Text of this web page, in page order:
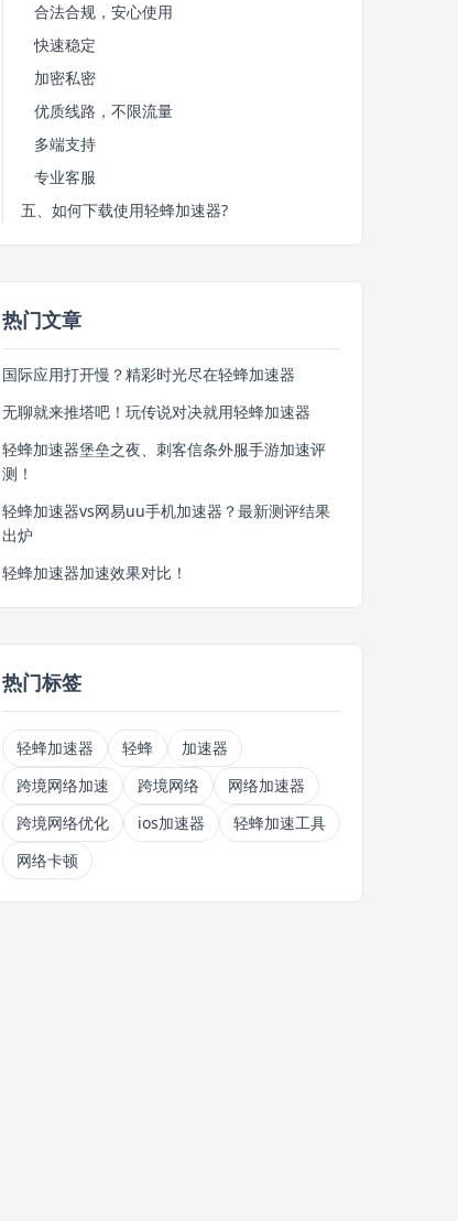
合法合规，安心使用
快速稳定
加密私密
优质线路，不限流量
多端支持
专业客服
五、如何下载使用轻蜂加速器?
热门文章
国际应用打开慢？精彩时光尽在轻蜂加速器
无聊就来推塔吧！玩传说对决就用轻蜂加速器
轻蜂加速器堡垒之夜、刺客信条外服手游加速评
测！
轻蜂加速器vs网易uu手机加速器？最新测评结果
出炉
轻蜂加速器加速效果对比！
热门标签
轻蜂加速器 轻蜂
加速器
跨境网络加速
跨境网络
网络加速器
跨境网络优化
ios加速器
轻蜂加速工具
网络卡顿